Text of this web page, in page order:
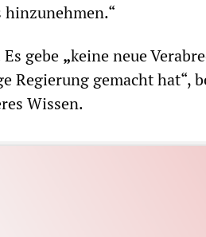
hinzunehmen.“
gebe „keine neue
Regierung gemacht hat“,
Wissen.